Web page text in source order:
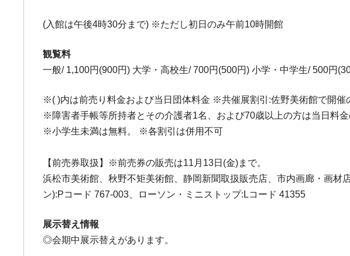
(入館は午後4時30分まで) ※ただし初日のみ午前10時開館
観覧料
一般/ 1,100円(900円) 大学・高校生/ 700円(500円) 小学・中学生/ 500円
※( )内は前売り料金および当日団体料金 ※共催展割引:佐野美術館で開催
※障害者手帳等所持者とその介護者1名、および70歳以上の方は当日料
※小学生未満は無料。 ※各割引は併用不可
【前売券取扱】※前売券の販売は11月13日(金)まで。
浜松市美術館、秋野不矩美術館、静岡新聞取扱販売店、市内画廊・画
ン):Pコード 767-003、ローソン・ミニストップ:Lコード 41355
展示替え情報
◎会期中展示替えがあります。